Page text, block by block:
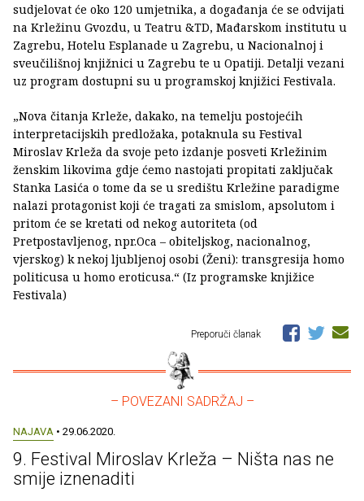
sudjelovat će oko 120 umjetnika, a događanja će se odvijati
na Krležinu Gvozdu, u Teatru &TD, Mađarskom institutu u
Zagrebu, Hotelu Esplanade u Zagrebu, u Nacionalnoj i
sveučilišnoj knjižnici u Zagrebu te u Opatiji. Detalji vezani
uz program dostupni su u programskoj knjižici Festivala.
„Nova čitanja Krleže, dakako, na temelju postojećih
interpretacijskih predložaka, potaknula su Festival
Miroslav Krleža da svoje peto izdanje posveti Krležinim
ženskim likovima gdje ćemo nastojati propitati zaključak
Stanka Lasića o tome da se u središtu Krležine paradigme
nalazi protagonist koji će tragati za smislom, apsolutom i
pritom će se kretati od nekog autoriteta (od
Pretpostavljenog, npr.Oca – obiteljskog, nacionalnog,
vjerskog) k nekoj ljubljenoj osobi (Ženi): transgresija homo
politicusa u homo eroticusa.“ (Iz programske knjižice
Festivala)
Preporuči članak
– POVEZANI SADRŽAJ –
NAJAVA • 29.06.2020.
9. Festival Miroslav Krleža – Ništa nas ne
smije iznenaditi